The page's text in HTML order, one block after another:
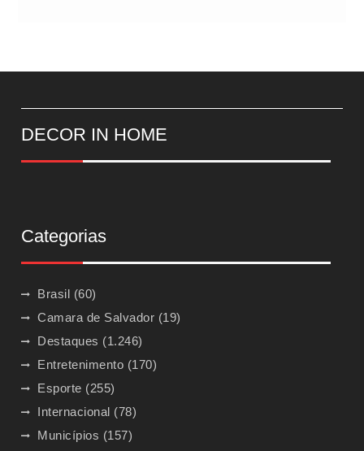
DECOR IN HOME
Categorias
Brasil (60)
Camara de Salvador (19)
Destaques (1.246)
Entretenimento (170)
Esporte (255)
Internacional (78)
Municípios (157)